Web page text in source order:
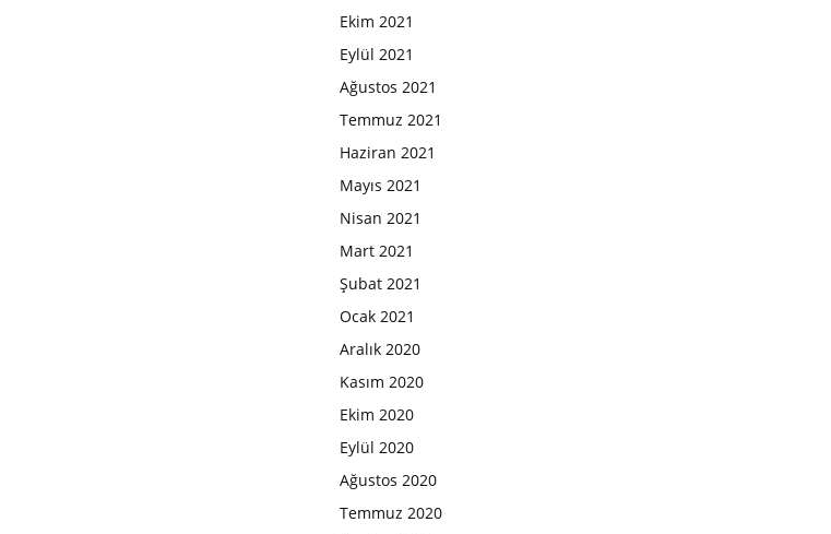
Ekim 2021
Eylül 2021
Ağustos 2021
Temmuz 2021
Haziran 2021
Mayıs 2021
Nisan 2021
Mart 2021
Şubat 2021
Ocak 2021
Aralık 2020
Kasım 2020
Ekim 2020
Eylül 2020
Ağustos 2020
Temmuz 2020